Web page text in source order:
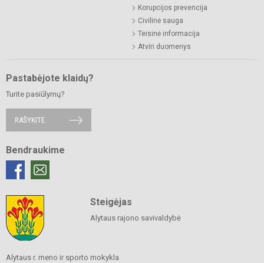
Korupcijos prevencija
Civilinė sauga
Teisinė informacija
Atviri duomenys
Pastabėjote klaidų?
Turite pasiūlymų?
RAŠYKITE
Bendraukime
Steigėjas
Alytaus rajono savivaldybė
Alytaus r. meno ir sporto mokykla